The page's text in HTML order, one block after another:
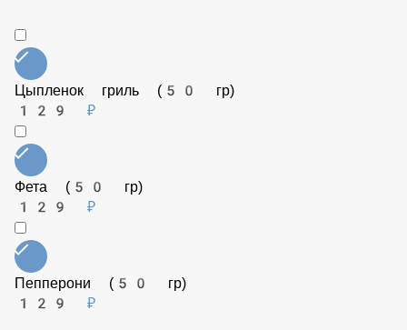
Лук репчатый (50 гр)
35 ₽
Цыпленок гриль (50 гр)
129 ₽